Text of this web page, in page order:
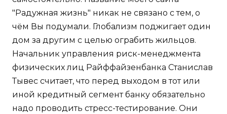
"Радужная жизнь" никак не связано с тем, о
чём Вы подумали. Глобализм поджигает один
дом за другим с целью ограбить жильцов.
Начальник управления риск-менеджмента
физических лиц Райффайзенбанка Станислав
Тывес считает, что перед выходом в тот или
иной кредитный сегмент банку обязательно
надо проводить стресс-тестирование. Они